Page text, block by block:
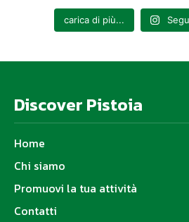
numero di cellulare +39
Bau Village – Una giornata con il
carica di più...
Discover Pistoia
Home
Chi siamo
Promuovi la tua attività
Contatti